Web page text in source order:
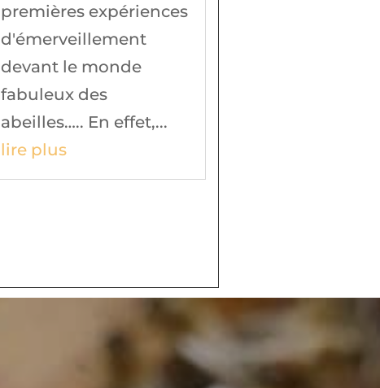
premières expériences
d'émerveillement
devant le monde
fabuleux des
abeilles….. En effet,...
lire plus